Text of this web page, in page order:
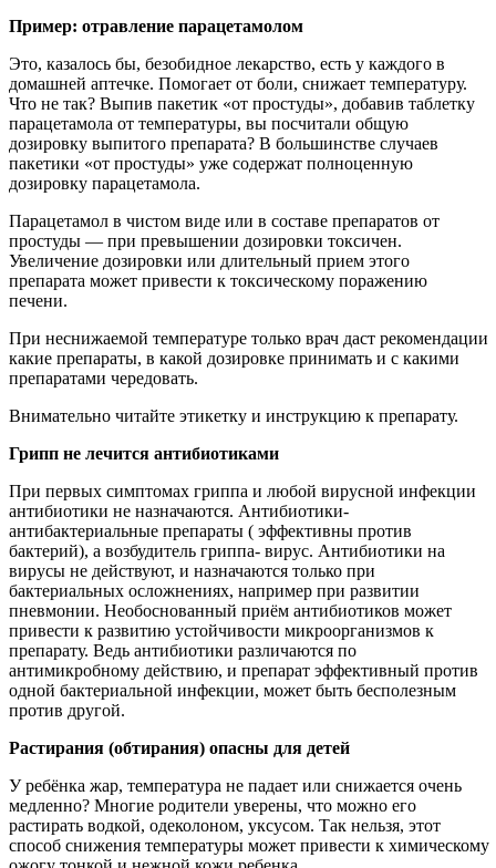
Пример: отравление парацетамолом
Это, казалось бы, безобидное лекарство, есть у каждого в
домашней аптечке. Помогает от боли, снижает температуру.
Что не так? Выпив пакетик «от простуды», добавив таблетку
парацетамола от температуры, вы посчитали общую
дозировку выпитого препарата? В большинстве случаев
пакетики «от простуды» уже содержат полноценную
дозировку парацетамола.
Парацетамол в чистом виде или в составе препаратов от
простуды — при превышении дозировки токсичен.
Увеличение дозировки или длительный прием этого
препарата может привести к токсическому поражению
печени.
При неснижаемой температуре только врач даст рекомендации
какие препараты, в какой дозировке принимать и с какими
препаратами чередовать.
Внимательно читайте этикетку и инструкцию к препарату.
Грипп не лечится антибиотиками
При первых симптомах гриппа и любой вирусной инфекции
антибиотики не назначаются. Антибиотики-
антибактериальные препараты ( эффективны против
бактерий), а возбудитель гриппа- вирус. Антибиотики на
вирусы не действуют, и назначаются только при
бактериальных осложнениях, например при развитии
пневмонии. Необоснованный приём антибиотиков может
привести к развитию устойчивости микроорганизмов к
препарату. Ведь антибиотики различаются по
антимикробному действию, и препарат эффективный против
одной бактериальной инфекции, может быть бесполезным
против другой.
Растирания (обтирания) опасны для детей
У ребёнка жар, температура не падает или снижается очень
медленно? Многие родители уверены, что можно его
растирать водкой, одеколоном, уксусом. Так нельзя, этот
способ снижения температуры может привести к химическому